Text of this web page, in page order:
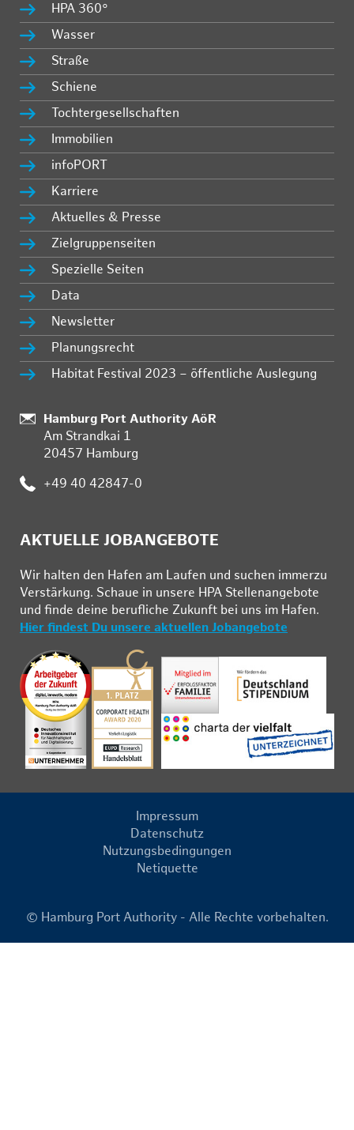
HPA 360°
Wasser
Straße
Schiene
Tochtergesellschaften
Immobilien
infoPORT
Karriere
Aktuelles & Presse
Zielgruppenseiten
Spezielle Seiten
Data
Newsletter
Planungsrecht
Habitat Festival 2023 – öffentliche Auslegung
:
Hamburg Port Authority AöR
Am Strandkai 1
20457 Hamburg
: +49 40 42847-0
AKTUELLE JOBANGEBOTE
Wir hal­ten den Ha­fen am Lau­fen und su­chen im­mer­zu
Ver­stär­kung. Schau­e in un­se­re HPA Stel­len­an­ge­bo­te
und fin­de deine be­ruf­li­che Zu­kunft bei uns im Ha­fen.
Hier findest Du unsere aktuellen Jobangebote
Impressum
Datenschutz
Nutzungsbedingungen
Netiquette
© Hamburg Port Authority - Alle Rechte vorbehalten.